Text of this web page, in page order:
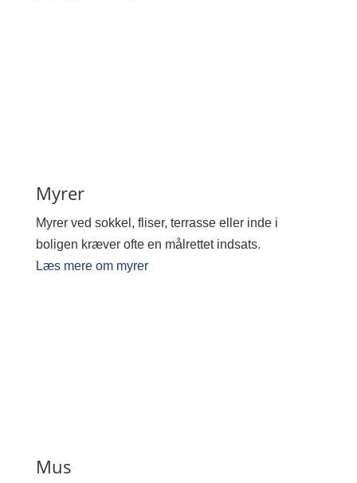
Myrer
Myrer ved sokkel, fliser, terrasse eller inde i
boligen kræver ofte en målrettet indsats.
Læs mere om myrer
Mus